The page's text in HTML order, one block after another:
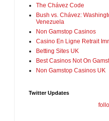
The Chávez Code
Bush vs. Chávez:
Venezuela
Non Gamstop Casinos
Casino En Ligne Retrait
Betting Sites UK
Best Casinos Not On
Non Gamstop Casinos UK
Twitter Updates